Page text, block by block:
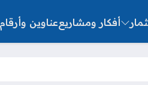
أفكار ومشاريععناوين وأرقام